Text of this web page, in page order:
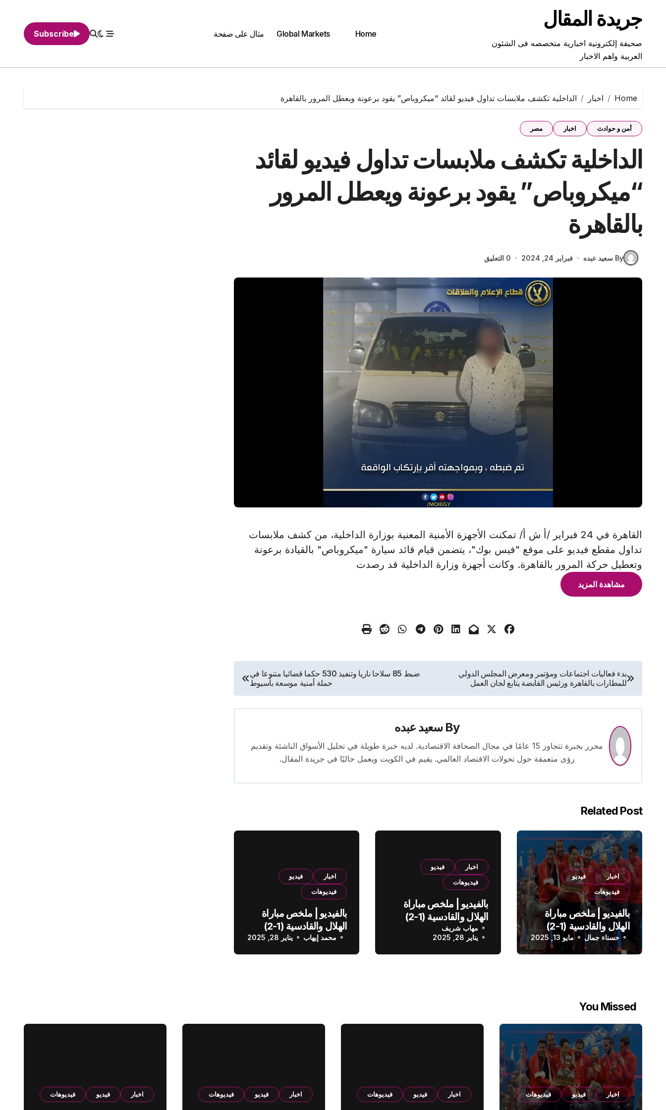
contentجريدة المقال
صحيفة إلكترونية اخبارية متخصصه فى الشئون
العربية واهم الاخبار
Home
Global Markets مثال على صفحة Subscribe
Home اخبار الداخلية تكشف ملابسات تداول فيديو لقائد “ميكروباص” يقود برعونة ويعطل المرور بالقاهرة
أمن و حوادث اخبار مصر
الداخلية تكشف ملابسات تداول فيديو لقائد
“ميكروباص” يقود برعونة ويعطل المرور
بالقاهرة
By سعيد عبده فبراير 24, 2024 0 التعليق
القاهرة في 24 فبراير /أ ش أ/ تمكنت الأجهزة الأمنية المعنية بوزارة الداخلية، من كشف ملابسات
تداول مقطع فيديو على موقع "فيس بوك"، يتضمن قيام قائد سيارة "ميكروباص" بالقيادة برعونة
وتعطيل حركة المرور بالقاهرة. وكانت أجهزة وزارة الداخلية قد رصدت
مشاهدة المزيد
تصفّح
المقالات
بدء فعاليات اجتماعات ومؤتمر ومعرض المجلس الدولي
للمطارات بالقاهرة ورئيس القابضة يتابع لجان العمل
ضبط 85 سلاحا ناريا وتنفيذ 530 حكما قضائيا متنوعا في
حملة أمنية موسعة بأسيوط
By سعيد عبده
محرر بخبرة تتجاوز 15 عامًا في مجال الصحافة الاقتصادية. لديه خبرة طويلة في تحليل الأسواق الناشئة وتقديم
رؤى متعمقة حول تحولات الاقتصاد العالمي. يقيم في الكويت ويعمل حاليًا في جريدة المقال.
Related Post
اخبار
فيديو
فيديوهات
بالفيديو | ملخص مباراة
الهلال والقادسية (1-2)
الدوري السعودي
حسناء جمال مايو 13, 2025
اخبار
فيديو
فيديوهات
بالفيديو | ملخص مباراة
الهلال والقادسية (1-2)
الدوري السعودي
مهاب شريف
يناير 28, 2025
اخبار
فيديو
فيديوهات
بالفيديو | ملخص مباراة
الهلال والقادسية (1-2)
الدوري السعودي
محمد إيهاب يناير 28, 2025
You Missed
اخبار فيديو فيديوهات اخبار فيديو فيديوهات اخبار فيديو فيديوهات اخبار فيديو فيديوهات